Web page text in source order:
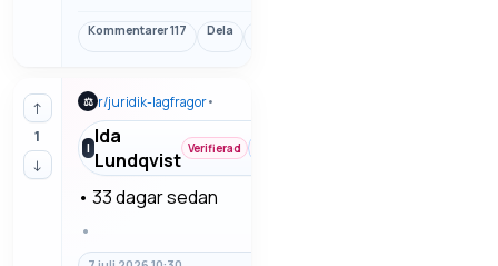
Här finns vilka frågor som
tidsplan och ansvar.
Kommentarer117 Dela
↑
1
↓
⚖ r/juridik-lagfragor•
I Ida
Lundqvist Verifierad
• 33 dagar sedan
•